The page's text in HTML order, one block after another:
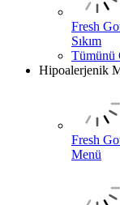
Fresh
Sıkım
Tümünü
Hipoalerjenik
Fresh
Menü